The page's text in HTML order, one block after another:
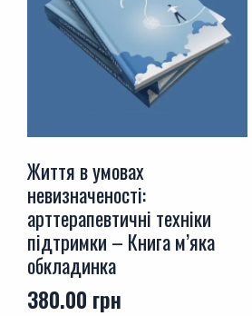
Життя в умовах
невизначеності:
арттерапевтичні техніки
підтримки – Книга м’яка
обкладинка
380.00 грн